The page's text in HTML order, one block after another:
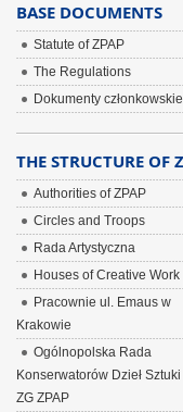
BASE DOCUMENTS
Statute of ZPAP
The Regulations
Dokumenty członkowskie
THE STRUCTURE OF
Authorities of ZPAP
Circles and Troops
Rada Artystyczna
Houses of Creative Work
Pracownie ul. Emaus w
Krakowie
Ogólnopolska Rada
Konserwatorów Dzieł
ZG ZPAP